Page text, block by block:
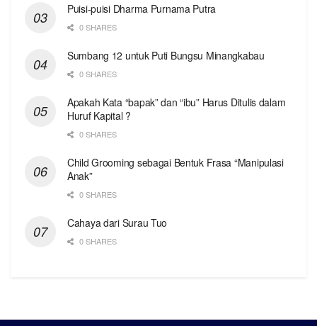
Puisi-puisi Dharma Purnama Putra
0 SHARES
Sumbang 12 untuk Puti Bungsu Minangkabau
0 SHARES
Apakah Kata “bapak” dan “ibu” Harus Ditulis dalam
Huruf Kapital ?
0 SHARES
Child Grooming sebagai Bentuk Frasa “Manipulasi
Anak”
0 SHARES
Cahaya dari Surau Tuo
0 SHARES